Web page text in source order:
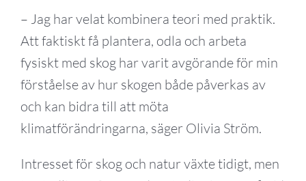
– Jag har velat kombinera teori med praktik.
Att faktiskt få plantera, odla och arbeta
fysiskt med skog har varit avgörande för min
förståelse av hur skogen både påverkas av
och kan bidra till att möta
klimatförändringarna, säger Olivia Ström.
Intresset för skog och natur växte tidigt, men